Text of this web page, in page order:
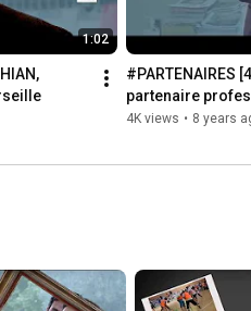
1:02
#PARTENAIRES
partenaire
Denis
4K views • 8 years